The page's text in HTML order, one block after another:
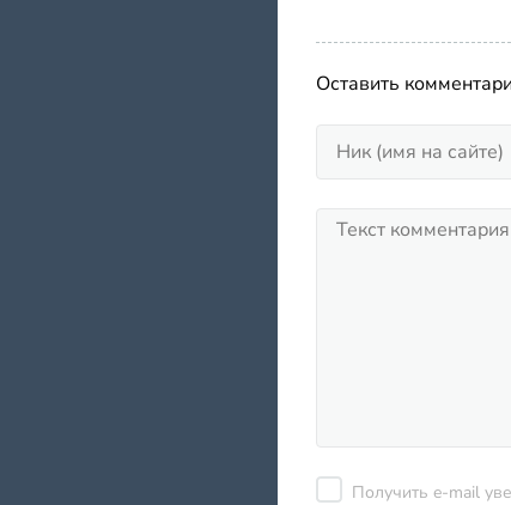
Оставить
Получить e-mail